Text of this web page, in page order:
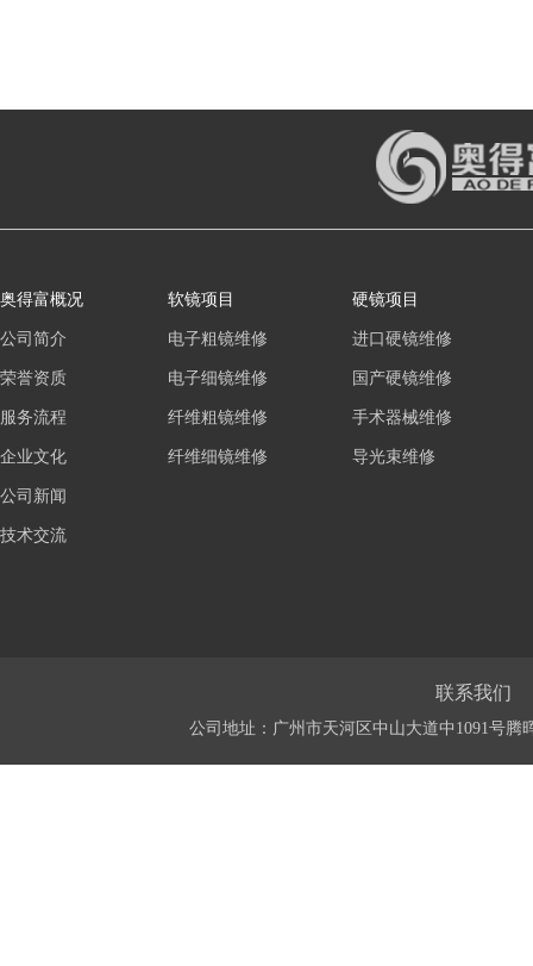
奥得富概况
公司简介
荣誉资质
服务流程
企业文化
公司新闻
技术交流
软镜项目
电子粗镜维修
电子细镜维修
纤维粗镜维修
纤维细镜维修
硬镜项目
进口硬镜维修
国产硬镜维修
手术器械维修
导光束维修
联系我们
公司地址：广州市天河区中山大道中1091号腾